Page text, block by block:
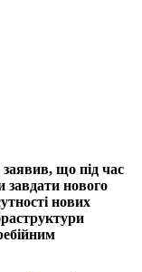
що під час
завдати нового
нових